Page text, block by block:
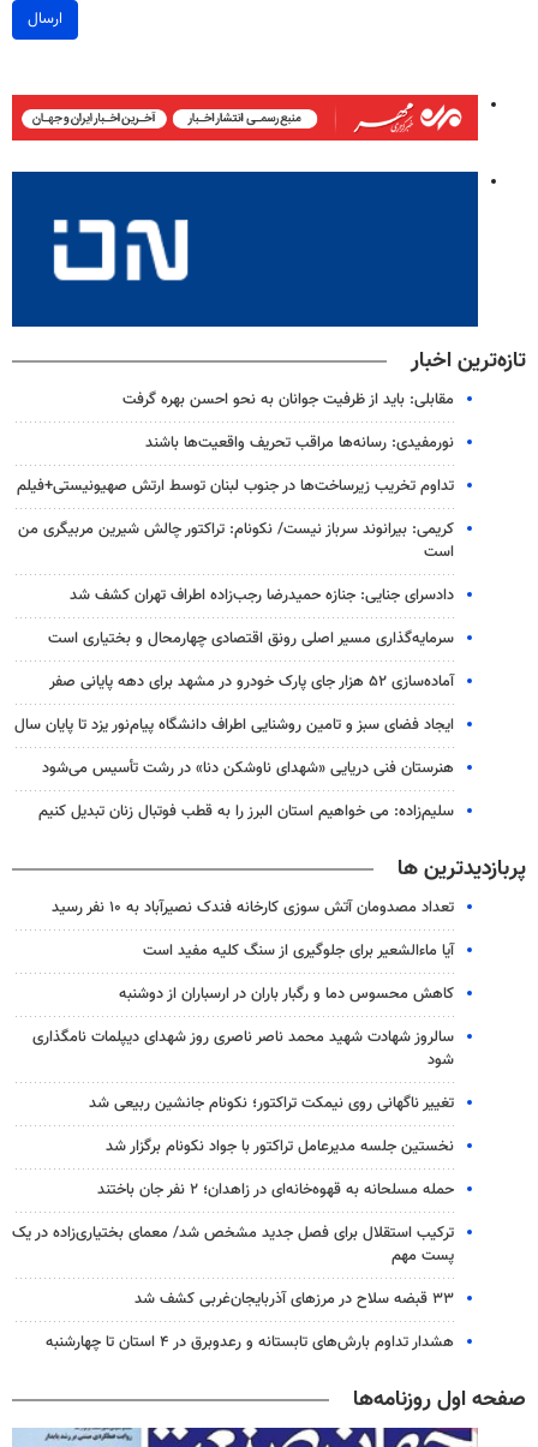
ارسال
تازه‌ترین اخبار
مقابلی: باید از ظرفیت جوانان به نحو احسن بهره گرفت
نورمفیدی: رسانه‌ها مراقب تحریف واقعیت‌ها باشند
تداوم تخریب زیرساخت‌ها در جنوب لبنان توسط ارتش صهیونیستی+فیلم
کریمی: بیرانوند سرباز نیست/ نکونام: تراکتور چالش شیرین مربیگری من
است
دادسرای جنایی: جنازه حمیدرضا رجب‌زاده اطراف تهران کشف شد
سرمایه‌گذاری مسیر اصلی رونق اقتصادی چهارمحال و بختیاری است
آماده‌سازی ۵۲ هزار جای پارک خودرو در مشهد برای دهه پایانی صفر
ایجاد فضای سبز و تامین روشنایی اطراف دانشگاه پیام‌نور یزد تا پایان سال
هنرستان فنی دریایی «شهدای ناوشکن دنا» در رشت تأسیس می‌شود
سلیم‌زاده: می خواهیم استان البرز را به قطب فوتبال زنان تبدیل کنیم
پربازدیدترین ها
تعداد مصدومان آتش سوزی کارخانه فندک نصیرآباد به ۱۰ نفر رسید
آیا ماءالشعیر برای جلوگیری از سنگ کلیه مفید است
کاهش محسوس دما و رگبار باران در ارسباران از دوشنبه
سالروز شهادت شهید محمد ناصر ناصری روز شهدای دیپلمات نامگذاری
شود
تغییر ناگهانی روی نیمکت تراکتور؛ نکونام جانشین ربیعی شد
نخستین جلسه مدیرعامل تراکتور با جواد نکونام برگزار شد
حمله مسلحانه به قهوه‌خانه‌ای در زاهدان؛ ۲ نفر جان باختند
ترکیب استقلال برای فصل جدید مشخص شد/ معمای بختیاری‌زاده در یک
پست مهم
۳۳ قبضه سلاح در مرزهای آذربایجان‌غربی کشف شد
هشدار تداوم بارش‌های تابستانه و رعدوبرق در ۴ استان تا چهارشنبه
صفحه اول روزنامه‌ها